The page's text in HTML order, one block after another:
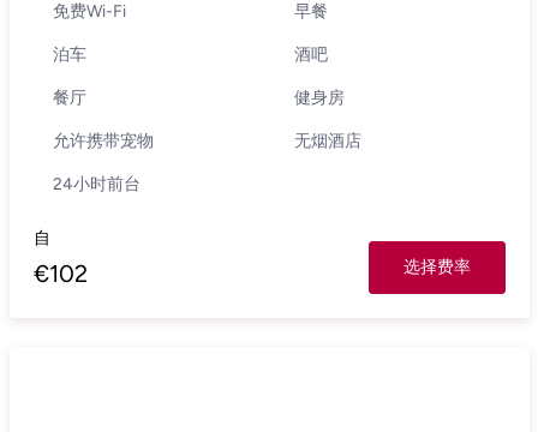
免费Wi-Fi 早餐
泊车 酒吧
餐厅 健身房
允许携带宠物 无烟酒店
24小时前台
自
€102 选择费率